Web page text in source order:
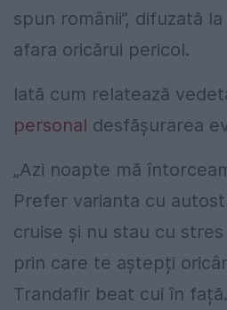
spun românii”, difuzată
afara oricărui pericol.
Iată cum relatează
personal desfășurarea
„Azi noapte mă
Prefer varianta cu
cruise și nu stau cu
prin care te aștepți
Trandafir beat cui în față.